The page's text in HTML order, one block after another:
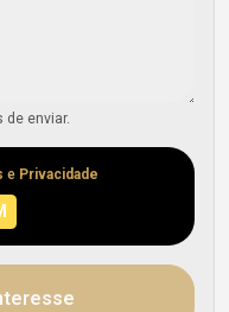
enviar.
e Privacidade